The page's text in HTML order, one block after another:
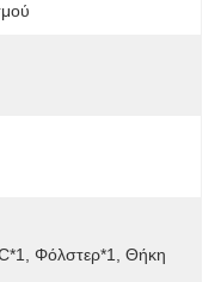
Φόλστερ*1, Θήκη